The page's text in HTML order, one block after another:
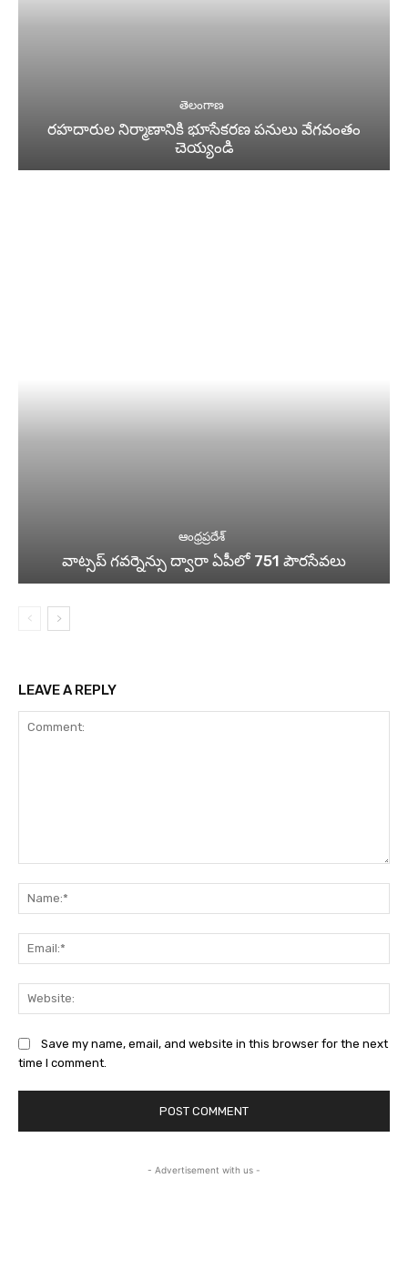
తెలంగాణ
రహదారుల నిర్మాణానికి భూసేకరణ పనులు వేగవంతం
చెయ్యండి
ఆంధ్రప్రదేశ్
వాట్సప్ గవర్నెన్సు ద్వారా ఏపీలో 751 పౌరసేవలు
LEAVE A REPLY
Save my name, email, and website in this browser for the next
time I comment.
- Advertisement with us -